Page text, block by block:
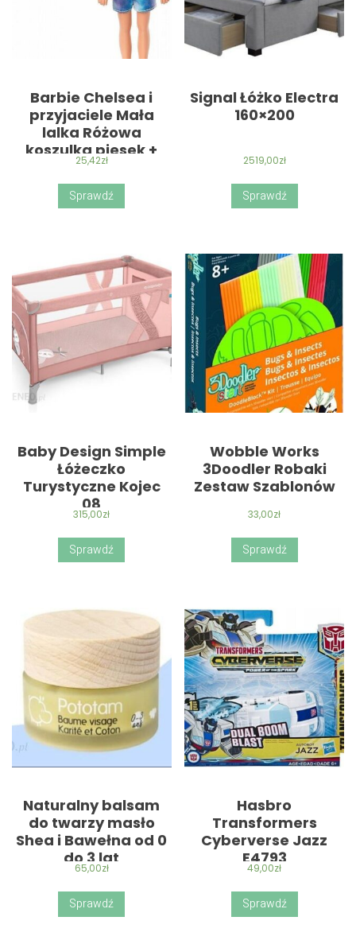
Barbie Chelsea i
przyjaciele Mała
lalka Różowa
koszulka piesek +
spodenki/Brązowe
włosy DWJ33/GXT40
25,42zł
Sprawdź
Signal Łóżko Electra
160×200
2519,00zł
Sprawdź
Baby Design Simple
Łóżeczko
Turystyczne Kojec
08
315,00zł
Sprawdź
Wobble Works
3Doodler Robaki
Zestaw Szablonów
33,00zł
Sprawdź
Naturalny balsam
do twarzy masło
Shea i Bawełna od 0
do 3 lat
65,00zł
Sprawdź
Hasbro
Transformers
Cyberverse Jazz
E4793
49,00zł
Sprawdź